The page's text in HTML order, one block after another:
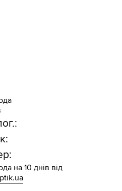
на 10 днів від